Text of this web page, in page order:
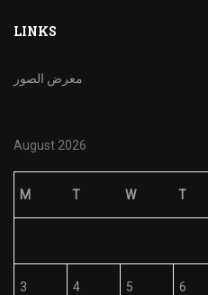
LINKS
معرض الصور
August 2026
M T W T
3 4 5 6